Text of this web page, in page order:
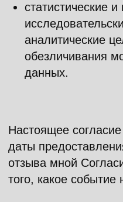
Пресс-служба
Согласие на обработку персональных